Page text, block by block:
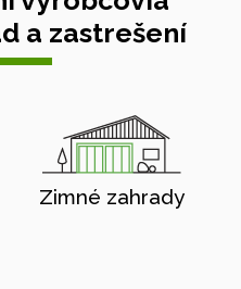
a zastrešení
Zimné zahrady